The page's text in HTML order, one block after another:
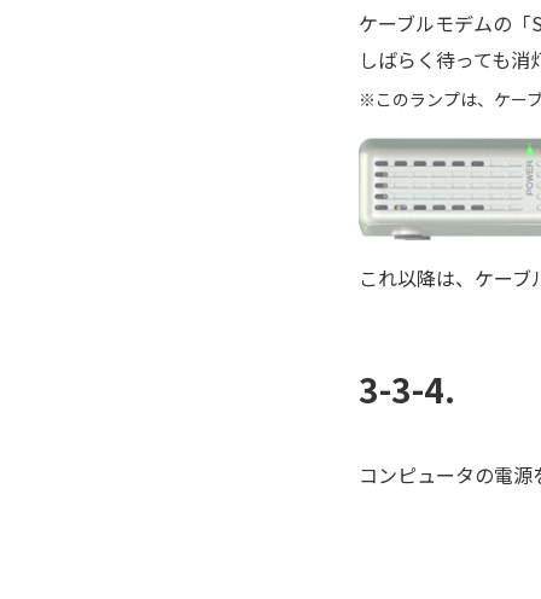
ケーブルモデムの
しばらく待っても
このランプは、ケー
これ以降は、ケー
3-3-4.
コンピュータの電